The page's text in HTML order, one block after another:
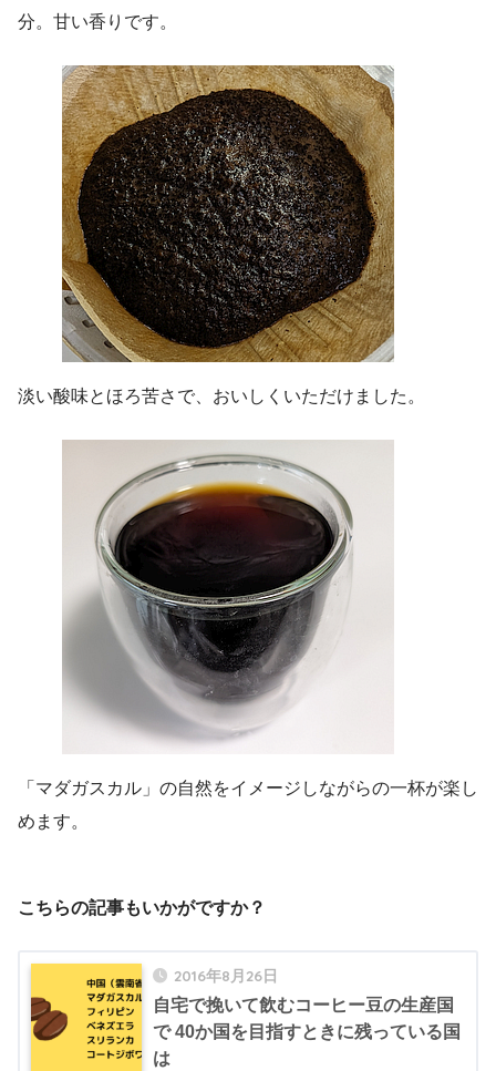
分。甘い香りです。
淡い酸味とほろ苦さで、おいしくいただけました。
「マダガスカル」の自然をイメージしながらの一杯が楽し
めます。
こちらの記事もいかがですか？
2016年8月26日
自宅で挽いて飲むコーヒー豆の生産国
で 40か国を目指すときに残っている国
は